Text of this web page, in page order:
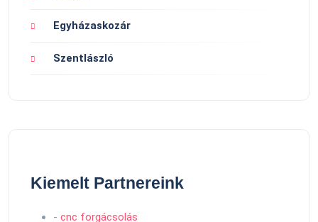
Egyházaskozár
Szentlászló
Kiemelt Partnereink
- cnc forgácsolás